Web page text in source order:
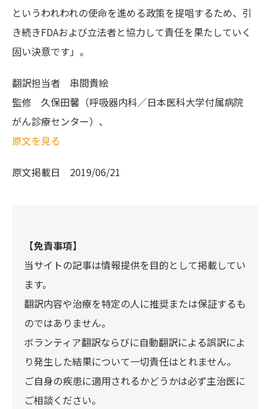
というわれわれの使命を進める政策を提唱するため、引
き続きFDAおよび立法者と協力して責任を果たしていく
固い決意です」。
翻訳担当者 串間貴絵
監修 久保田馨（呼吸器内科／日本医科大学付属病院
がん診療センター）、
原文を見る
原文掲載日 2019/06/21
【免責事項】
当サイトの記事は情報提供を目的として掲載してい
ます。
翻訳内容や治療を特定の人に推奨または保証するも
のではありません。
ボランティア翻訳ならびに自動翻訳による誤訳によ
り発生した結果について一切責任はとれません。
ご自身の疾患に適用されるかどうかは必ず主治医に
ご相談ください。